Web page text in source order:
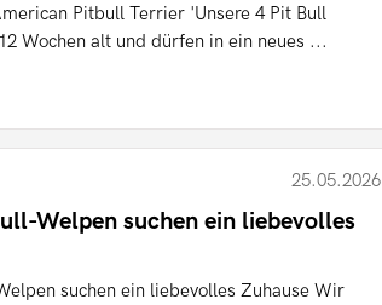
Pitbull Terrier 'Unsere 4 Pit Bull
Wochen alt und dürfen in ein neues ...
25.05.2026
Welpen suchen ein liebevolles
suchen ein liebevolles Zuhause Wir